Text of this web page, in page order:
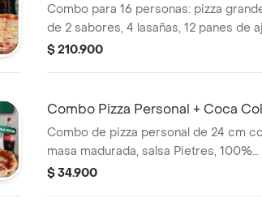
Combo para 16 personas: pizza
de 2 sabores, 4 lasañas, 12 panes de
4 sándwiches de 24 cm, 12 rollers y 1
$ 210.900
Combo Pizza Personal + Coca
Combo de pizza personal de 24 cm
masa madurada, salsa Pietres, 100%
mozzarella y 3 ingredientes a elección,
$ 34.900